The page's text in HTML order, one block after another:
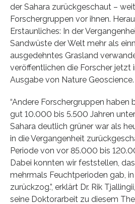
der Sahara zurückgeschaut –
Forschergruppen vor ihnen.
Erstaunliches: In der
Sandwüste der Welt mehr als
ausgedehntes Grasland
veröffentlichen die Forscher jetzt
Ausgabe von Nature Geoscience.
“Andere Forschergruppen haben
gut 10.000 bis 5.500 Jahren
Sahara deutlich grüner war als
in die Vergangenheit
Periode von vor 85.000 bis
Dabei konnten wir feststellen,
mehrmals Feuchtperioden gab,
zurückzog.”, erklärt Dr. Rik
seine Doktorarbeit zu diesem